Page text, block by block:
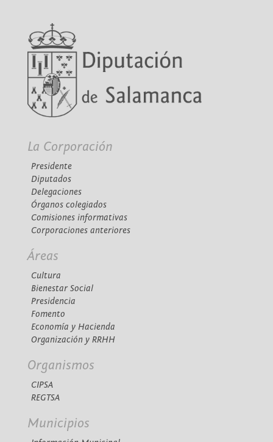
La Corporación
Presidente
Diputados
Delegaciones
Órganos colegiados
Comisiones informativas
Corporaciones anteriores
Áreas
Cultura
Bienestar Social
Presidencia
Fomento
Economía y Hacienda
Organización y RRHH
Organismos
CIPSA
REGTSA
Municipios